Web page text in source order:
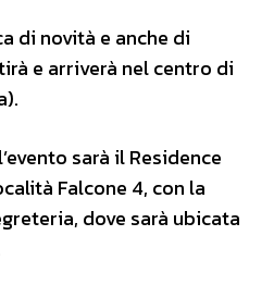
di novità e anche di
e arriverà nel centro di
sarà il Residence
Falcone 4, con la
dove sarà ubicata